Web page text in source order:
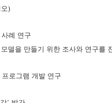
)
례 연구
모델을 만들기 위한 조사와 연구를
로그램 개발 연구